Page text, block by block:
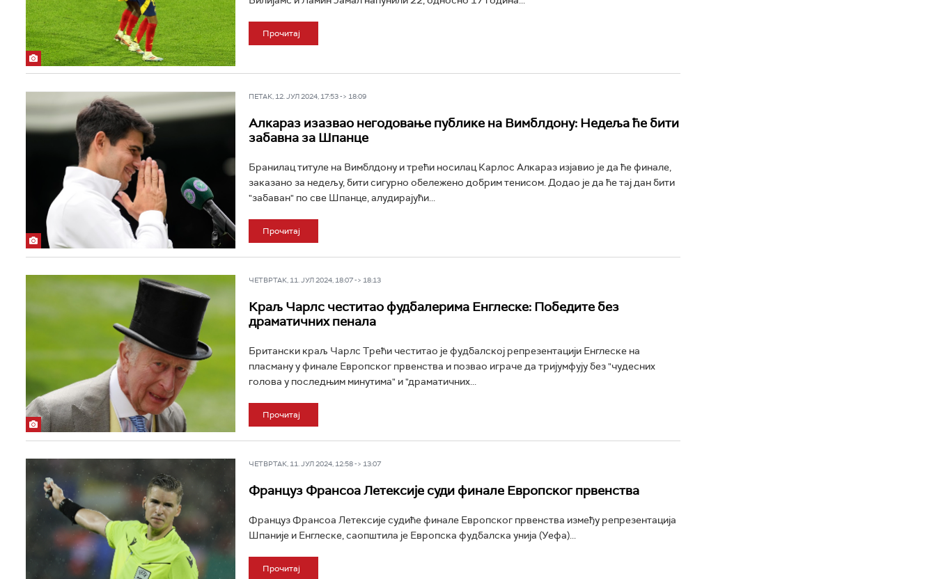
Прочитај
ПЕТАК, 12. ЈУЛ 2024, 17:53 -> 18:09
Алкараз изазвао негодовање публике на Вимблдону: Недеља ће бити
забавна за Шпанце
Бранилац титуле на Вимблдону и трећи носилац Карлос Алкараз изјавио је да ће финале,
заказано за недељу, бити сигурно обележено добрим тенисом. Додао је да ће тај дан бити
"забаван" по све Шпанце, алудирајући...
Прочитај
ЧЕТВРТАК, 11. ЈУЛ 2024, 18:07 -> 18:13
Краљ Чарлс честитао фудбалерима Енглеске: Победите без
драматичних пенала
Британски краљ Чарлс Трећи честитао је фудбалској репрезентацији Енглеске на
пласману у финале Европског првенства и позвао играче да тријумфују без "чудесних
голова у последњим минутима" и "драматичних...
Прочитај
ЧЕТВРТАК, 11. ЈУЛ 2024, 12:58 -> 13:07
Француз Франсоа Летексије суди финале Европског првенства
Француз Франсоа Летексије судиће финале Европског првенства између репрезентација
Шпаније и Енглеске, саопштила је Европска фудбалска унија (Уефа)...
Прочитај